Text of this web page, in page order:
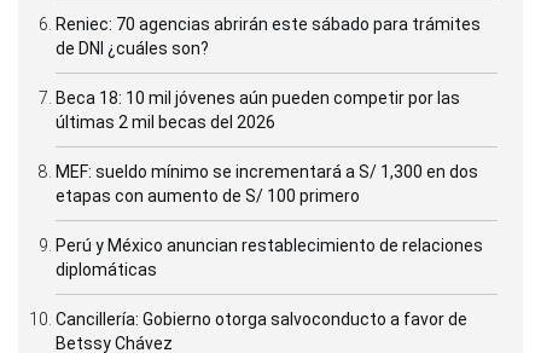
Reniec: 70 agencias abrirán este sábado para trámites
de DNI ¿cuáles son?
Beca 18: 10 mil jóvenes aún pueden competir por las
últimas 2 mil becas del 2026
MEF: sueldo mínimo se incrementará a S/ 1,300 en dos
etapas con aumento de S/ 100 primero
Perú y México anuncian restablecimiento de relaciones
diplomáticas
Cancillería: Gobierno otorga salvoconducto a favor de
Betssy Chávez